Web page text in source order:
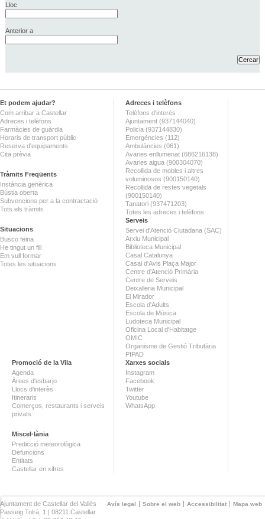
Lloc
Anterior a
Et podem ajudar?
Com arribar a Castellar
Adreces i telèfons
Farmàcies de guàrdia
Horaris de transport públic
Reserva d'equipaments
Cita prèvia
Tràmits Freqüents
Instància genèrica
Bústia oberta
Subvencions per a la contractació
Tots els tràmits
Situacions
Busco feina
He tingut un fill
Em vull formar
Totes les situacions
Adreces i telèfons
Telèfons d'interès
Ajuntament (937144040)
Policia (937144830)
Emergències (112)
Ambulàncies (061)
Avaries enllumenat (686216138)
Avaries aigua (900304070)
Recollida de mobles i altres
voluminosos (900150140)
Recollida de restes vegetals
(900150140)
Tanatori (937471203)
Totes les adreces i telèfons
Serveis
Servei d'Atenció Ciutadana (SAC)
Arxiu Municipal
Biblioteca Municipal
Casal Catalunya
Casal d'Avis Plaça Major
Centre d'Atenció Primària
Centre de Serveis
Deixalleria Municipal
El Mirador
Escola d'Adults
Escola de Música
Ludoteca Municipal
Oficina Local d'Habitatge
OMIC
Organisme de Gestió Tributària
PIPAD
Promoció de la Vila
Agenda
Àrees d'esbarjo
Llocs d'interès
Itineraris
Comerços, restaurants i serveis
privats
Miscel·lània
Predicció meteorològica
Defuncions
Entitats
Castellar en xifres
Xarxes socials
Instagram
Facebook
Twitter
Youtube
WhatsApp
Avís legal Sobre el web Accessibilitat Mapa web
Ajuntament de Castellar del Vallès ·
Passeig Tolrà, 1 | 08211 Castellar